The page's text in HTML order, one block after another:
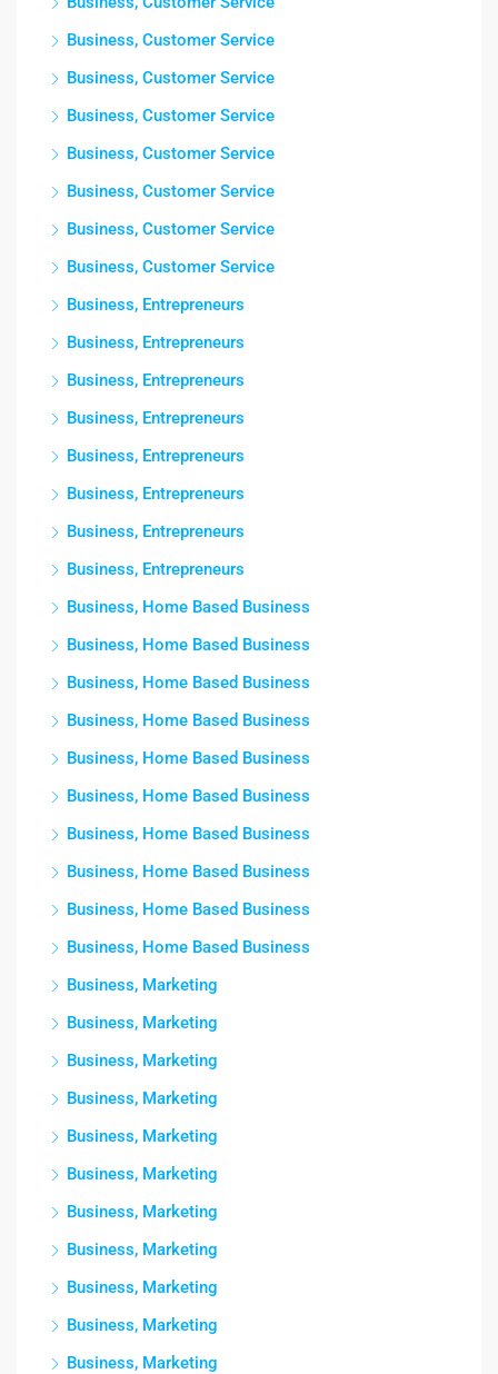
Business, Customer Service
Business, Customer Service
Business, Customer Service
Business, Customer Service
Business, Customer Service
Business, Customer Service
Business, Customer Service
Business, Entrepreneurs
Business, Entrepreneurs
Business, Entrepreneurs
Business, Entrepreneurs
Business, Entrepreneurs
Business, Entrepreneurs
Business, Entrepreneurs
Business, Entrepreneurs
Business, Home Based Business
Business, Home Based Business
Business, Home Based Business
Business, Home Based Business
Business, Home Based Business
Business, Home Based Business
Business, Home Based Business
Business, Home Based Business
Business, Home Based Business
Business, Home Based Business
Business, Marketing
Business, Marketing
Business, Marketing
Business, Marketing
Business, Marketing
Business, Marketing
Business, Marketing
Business, Marketing
Business, Marketing
Business, Marketing
Business, Marketing